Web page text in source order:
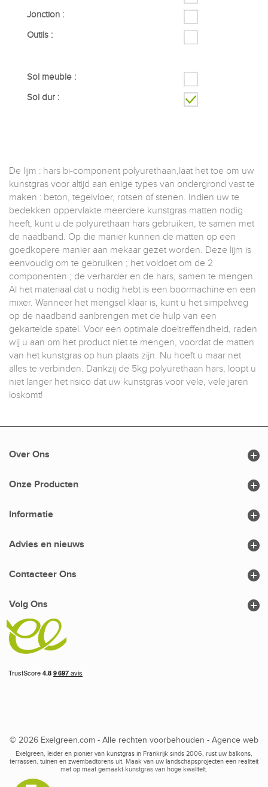
Jonction :
Outils :
Sol meuble :
Sol dur :
De lijm : hars bi-component polyurethaan,laat het toe om uw
kunstgras voor altijd aan enige types van ondergrond vast te
maken : beton, tegelvloer, rotsen of stenen. Indien uw te
bedekken oppervlakte meerdere kunstgras matten nodig
heeft, kunt u de polyurethaan hars gebruiken, te samen met
de naadband. Op die manier kunnen de matten op een
goedkopere manier aan mekaar gezet worden. Deze lijm is
eenvoudig om te gebruiken ; het voldoet om de 2
componenten ; de verharder en de hars, samen te mengen.
Al het materiaal dat u nodig hebt is een boormachine en een
mixer. Wanneer het mengsel klaar is, kunt u het simpelweg
op de naadband aanbrengen met de hulp van een
gekartelde spatel. Voor een optimale doeltreffendheid, raden
wij u aan om het product niet te mengen, voordat de matten
van het kunstgras op hun plaats zijn. Nu hoeft u maar net
alles te verbinden. Dankzij de 5kg polyurethaan hars, loopt u
niet langer het risico dat uw kunstgras voor vele, vele jaren
loskomt!
Over Ons 
Onze Producten 
Contacteer Ons 
Volg Ons 
Informatie 
Advies en nieuws 
© 2026 Exelgreen.com - Alle rechten voorbehouden - Agence web
Exelgreen, leider en pionier van kunstgras in Frankrijk sinds 2006, rust uw balkons,
terrassen, tuinen en zwembadtorens uit. Maak van uw landschapsprojecten een realiteit
met op maat gemaakt kunstgras van hoge kwaliteit.